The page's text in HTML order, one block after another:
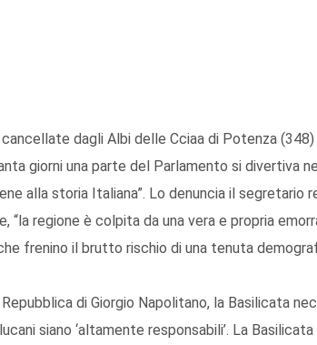
dagli Albi delle Cciaa di Potenza (348)
giorni una parte del Parlamento si divertiva
alla storia Italiana”. Lo denuncia il segretario
“la regione è colpita da una vera e propria
frenino il brutto rischio di una tenuta
di Giorgio Napolitano, la Basilicata
siano ‘altamente responsabili’. La Basilicata